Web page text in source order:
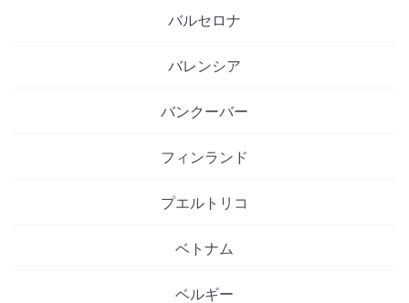
バルセロナ
バレンシア
バンクーバー
フィンランド
プエルトリコ
ベトナム
ベルギー